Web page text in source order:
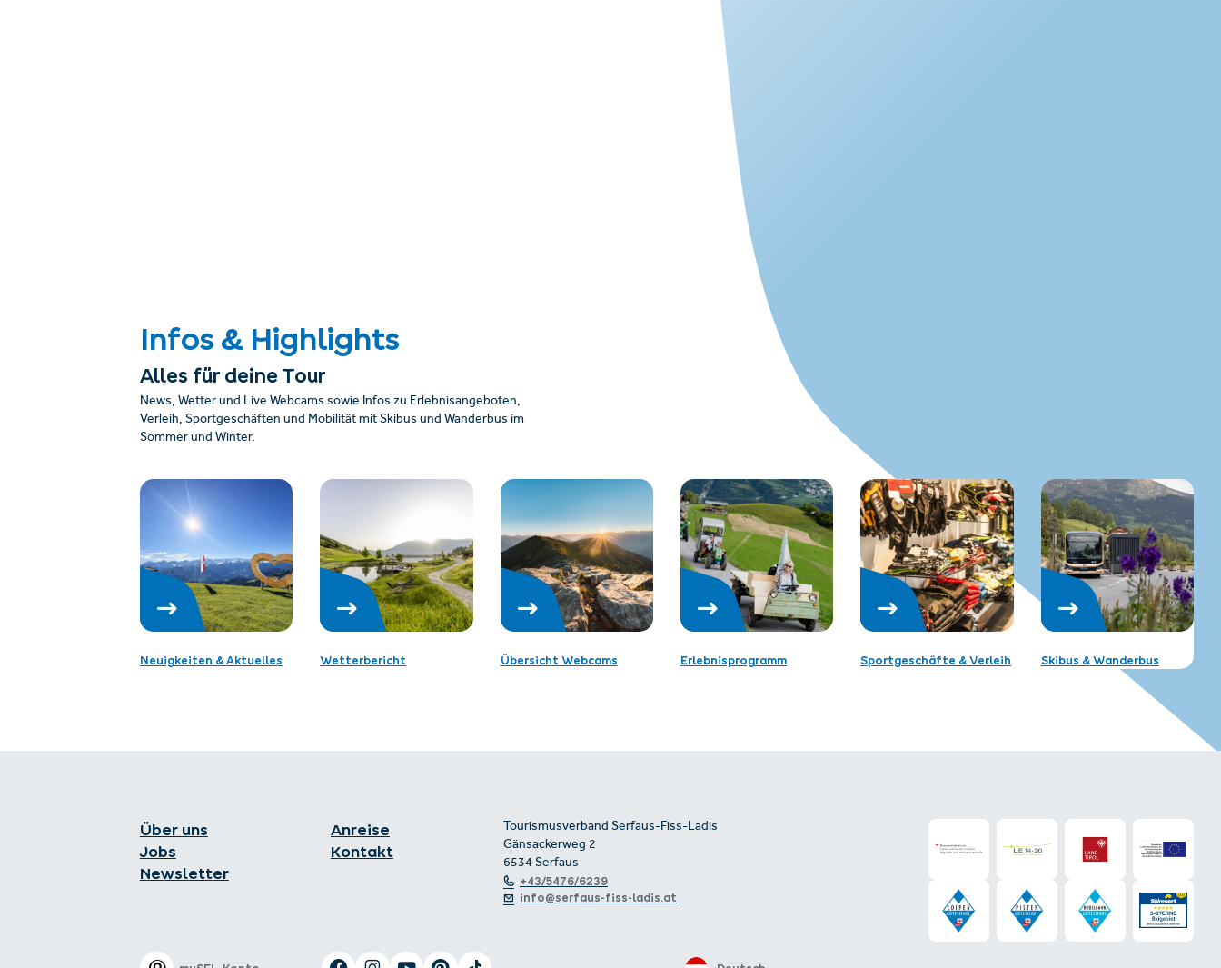
Infos & Highlights
Alles für deine Tour
News, Wetter und Live Webcams sowie Infos zu Erlebnisangeboten,
Verleih, Sportgeschäften und Mobilität mit Skibus und Wanderbus im
Sommer und Winter.
Neuigkeiten & Aktuelles Wetterbericht Übersicht Webcams Erlebnisprogramm Sportgeschäfte & Verleih Skibus & Wanderbus
Über uns
Jobs
Newsletter
Anreise
Kontakt
Tourismusverband Serfaus-Fiss-Ladis
Gänsackerweg 2
6534 Serfaus
+43/5476/6239
info@serfaus-fiss-ladis.at